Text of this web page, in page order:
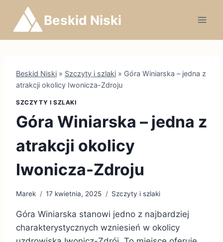
Przejdź
treści
Beskid Niski
Beskid Niski » Szczyty i szlaki » Góra Winiarska – jedna z
atrakcji okolicy Iwonicza-Zdroju
SZCZYTY I SZLAKI
Góra Winiarska – jedna z
atrakcji okolicy
Iwonicza-Zdroju
Marek 17 kwietnia, 2025 Szczyty i szlaki
Góra Winiarska stanowi jedno z najbardziej
charakterystycznych wzniesień w okolicy